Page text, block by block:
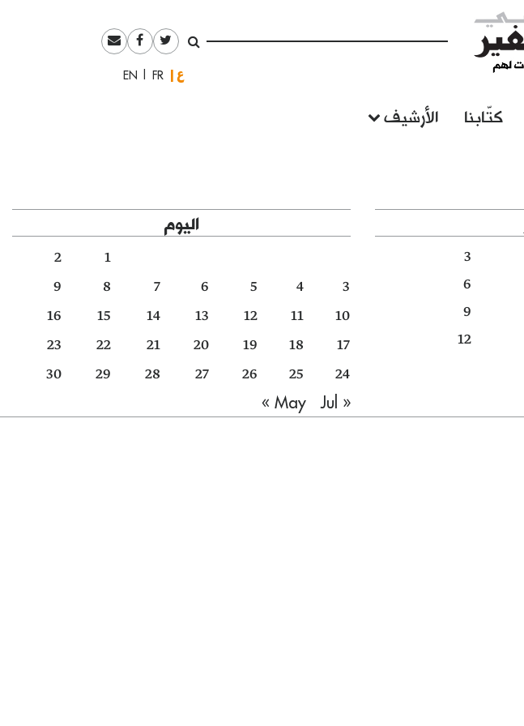
العربيةFrançais
English
كتّابنا الأرشيف
3
6
9
12
اليوم
1
2
3
4
5
6
7
8
9
10
11
12
13
14
15
16
17
18
19
20
21
22
23
24
25
26
27
28
29
30
« May
Jul »